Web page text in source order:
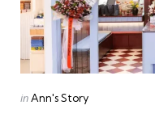
Categories
Posted
inAnn's Story